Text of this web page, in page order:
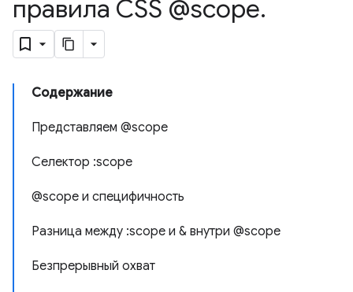
правила CSS @scope.
Содержание
Представляем @scope
Селектор :scope
@scope и специфичность
Разница между :scope и & внутри @scope
Безпрерывный охват